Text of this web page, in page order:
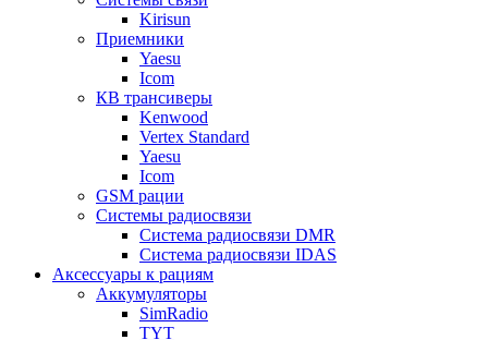
Kirisun
Приемники
Yaesu
Icom
КВ трансиверы
Kenwood
Vertex Standard
Yaesu
Icom
GSM рации
Системы радиосвязи
Система радиосвязи DMR
Система радиосвязи IDAS
Аксессуары к рациям
Аккумуляторы
SimRadio
TYT